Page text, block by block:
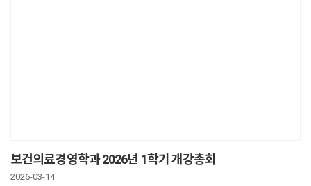
보건의료경영학과 2026년 1학기 개강총회
2026-03-14